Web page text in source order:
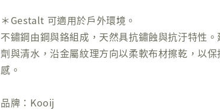
＊Gestalt 可適用於戶外環境。
不鏽鋼由鋼與鉻組成，天然具抗鏽蝕與抗汙特性
劑與清水，沿金屬紋理方向以柔軟布材擦乾，以
感。
品牌：Kooij